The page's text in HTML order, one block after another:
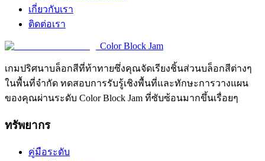
เกี่ยวกับเรา
ติดต่อเรา
Color Block Jam
เกมปริศนาบล็อกสีที่ท้าทายซึ่งคุณจัดเรียงชิ้นส่วนบล็อกสีต่างๆ
ในพื้นที่จำกัด ทดสอบการรับรู้เชิงพื้นที่และทักษะการวางแผน
ของคุณผ่านระดับ Color Block Jam ที่ซับซ้อนมากขึ้นเรื่อยๆ
ทรัพยากร
คู่มือระดับ